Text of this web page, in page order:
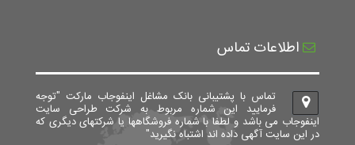
اطلاعات تماس
تماس با پشتیبانی بانک مشاغل اینفوجاب مارکت "توجه
فرمایید این شماره مربوط به شرکت طراحی سایت
اینفوجاب می باشد و لطفا با شماره فروشگاهها یا شرکتهای دیگری که
در این سایت آگهی داده اند اشتباه نگیرید"